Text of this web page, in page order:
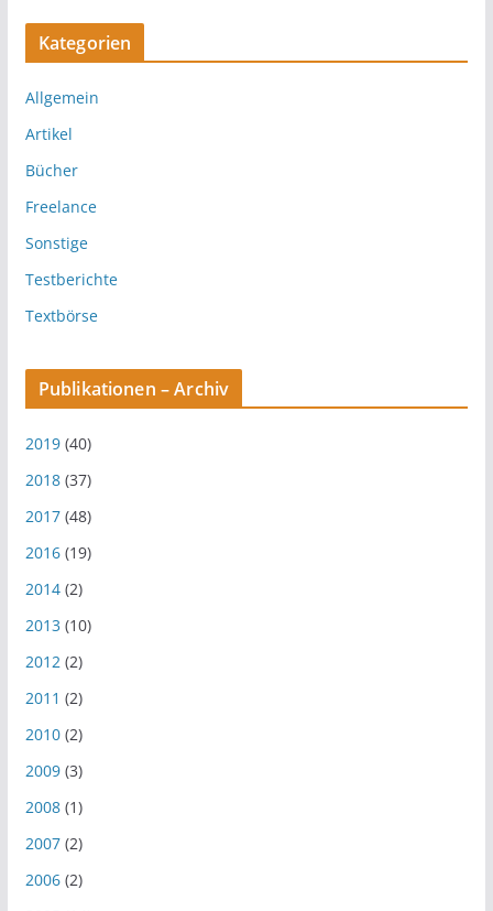
Kategorien
Allgemein
Artikel
Bücher
Freelance
Sonstige
Testberichte
Textbörse
Publikationen – Archiv
2019(40)
2018(37)
2017(48)
2016(19)
2014(2)
2013 (10)
2012(2)
2011 (2)
2010(2)
2009(3)
2008(1)
2007(2)
2006(2)